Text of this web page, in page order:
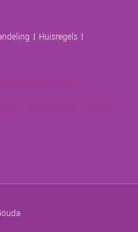
Huisregels